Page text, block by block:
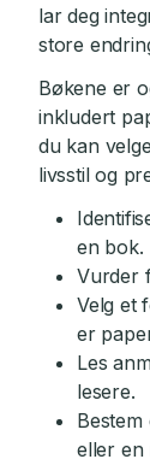
lar deg
store
Bøkene er
inkludert
du kan
livsstil og
en bok.
Vurder
Velg et
er
Les
lesere.
eller en